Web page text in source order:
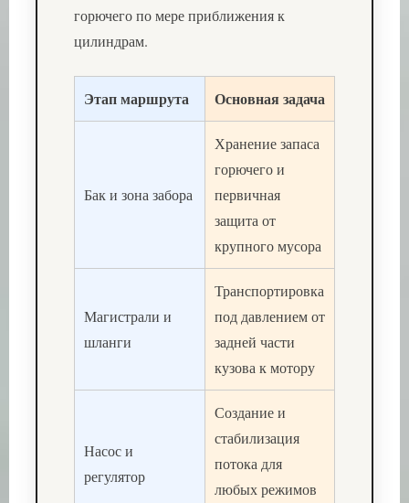
горючего по мере приближения к
цилиндрам.
Этап маршрута Основная задача
Бак и зона забора
Хранение запаса
горючего и
первичная
защита от
крупного мусора
Магистрали и
шланги
Транспортировка
под давлением от
задней части
кузова к мотору
Насос и
регулятор
Создание и
стабилизация
потока для
любых режимов